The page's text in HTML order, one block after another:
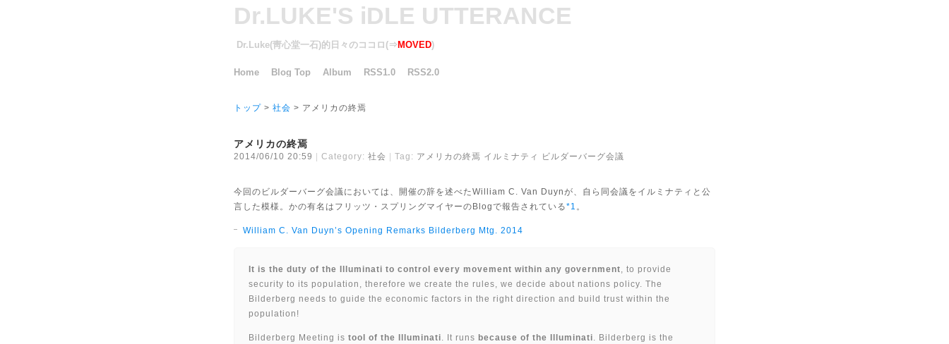
Dr.LUKE'S iDLE UTTERANCE
Dr.Luke(靑心堂一石)的日々のココロ(⇒ MOVED)
Home Blog Top Album RSS1.0 RSS2.0
トップ > 社会 > アメリカの終焉
アメリカの終焉
2014/06/10 20:59 Category: 社会 Tag: アメリカの終焉 イルミナティ ビルダーバーグ会議
今回のビルダーバーグ会議においては、開催の辞を述べたWilliam C. Van Duynが、自ら同会議をイルミナティと公
言した模様。かの有名はフリッツ・スプリングマイヤーのBlogで報告されている*1 。
William C. Van Duyn’s Opening Remarks Bilderberg Mtg. 2014
It is the duty of the Illuminati to control every movement within any government, to provide
security to its population, therefore we create the rules, we decide about nations policy. The
Bilderberg needs to guide the economic factors in the right direction and build trust within the
population!
Bilderberg Meeting is tool of the Illuminati. It runs because of the Illuminati. Bilderberg is the